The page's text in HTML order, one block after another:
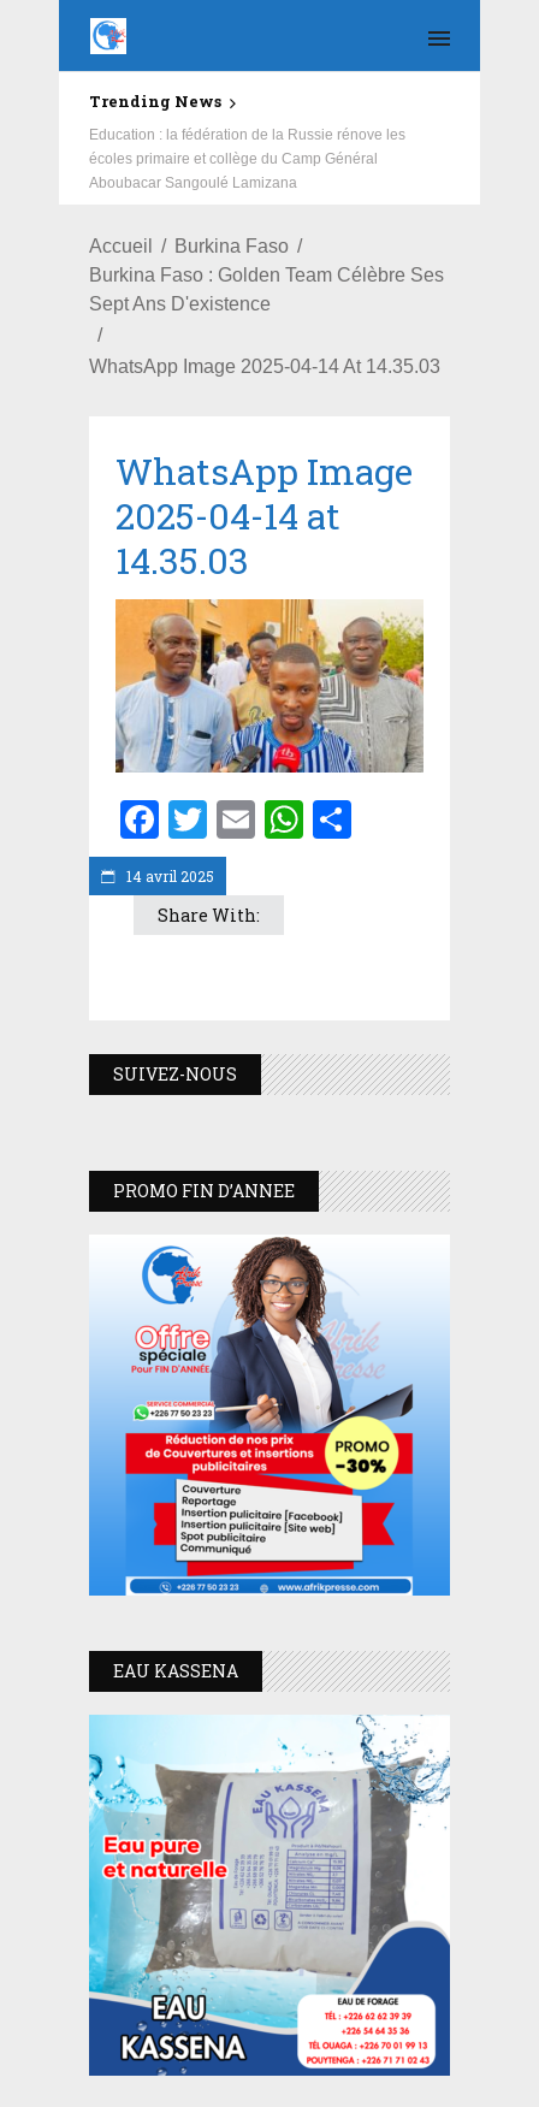
Trending News
Education : la fédération de la Russie rénove les
écoles primaire et collège du Camp Général
Aboubacar Sangoulé Lamizana
Accueil
Burkina Faso
Burkina Faso : Golden Team Célèbre Ses
Sept Ans D'existence
WhatsApp Image 2025-04-14 At 14.35.03
14 avril 2025
WhatsApp Image
2025-04-14 at
14.35.03
Facebook
Twitter
EmailWhatsApp
Share With:
SUIVEZ-NOUS
PROMO FIN D’ANNEE
EAU KASSENA